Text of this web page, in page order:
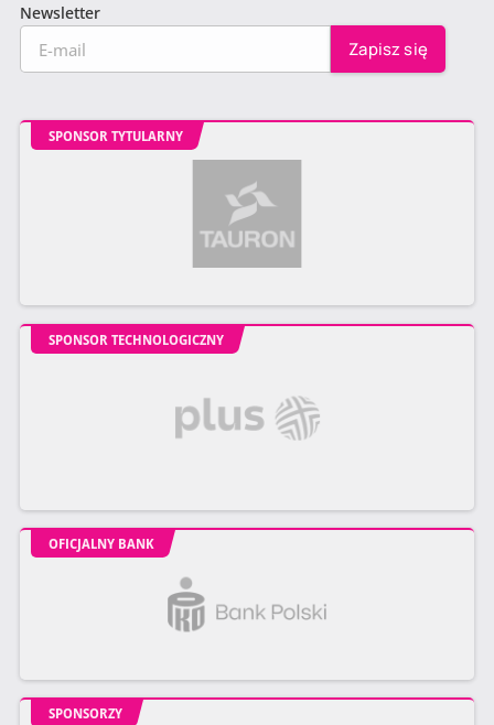
Newsletter
SPONSOR TYTULARNY
SPONSOR TECHNOLOGICZNY
OFICJALNY BANK
SPONSORZY